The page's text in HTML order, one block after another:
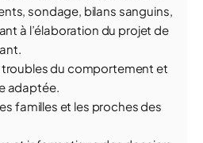
sondage, bilans sanguins,
à l’élaboration du projet de
du comportement et
adaptée.
familles et les proches des